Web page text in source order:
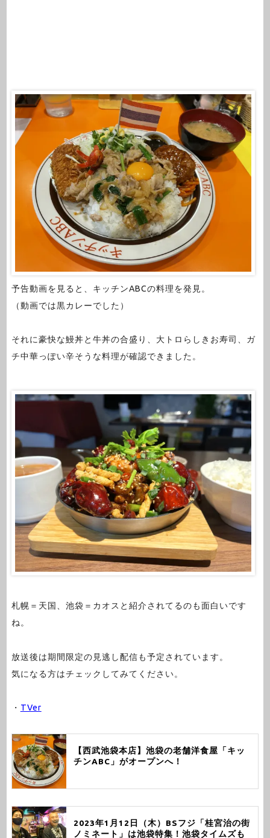
予告動画を見ると、キッチンABCの料理を発見。
（動画では黒カレーでした）
それに豪快な鰻丼と牛丼の合盛り、大トロらしきお寿司、ガ
チ中華っぽい辛そうな料理が確認できました。
札幌＝天国、池袋＝カオスと紹介されてるのも面白いです
ね。
放送後は期間限定の見逃し配信も予定されています。
気になる方はチェックしてみてください。
・ TVer
【西武池袋本店】池袋の老舗洋食屋「キッ
チンABC」がオープンへ！
2023年1月12日（木）BSフジ「桂宮治の街
ノミネート」は池袋特集！池袋タイムズも